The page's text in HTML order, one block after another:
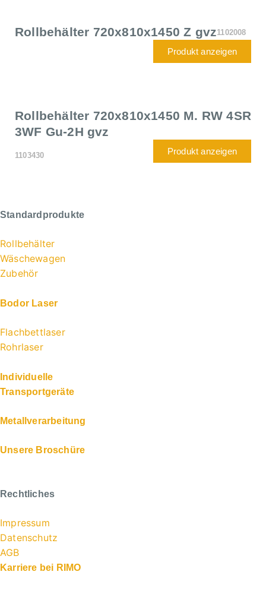
Rollbehälter 720x810x1450 Z gvz1102008
Produkt anzeigen
Rollbehälter 720x810x1450 M. RW 4SR
3WF Gu-2H gvz
1103430 Produkt anzeigen
Standardprodukte
Rollbehälter
Wäschewagen
Zubehör
Bodor Laser
Flachbettlaser
Rohrlaser
Individuelle
Transportgeräte
Metallverarbeitung
Unsere Broschüre
Rechtliches
Impressum
Datenschutz
AGB
Karriere bei RIMO